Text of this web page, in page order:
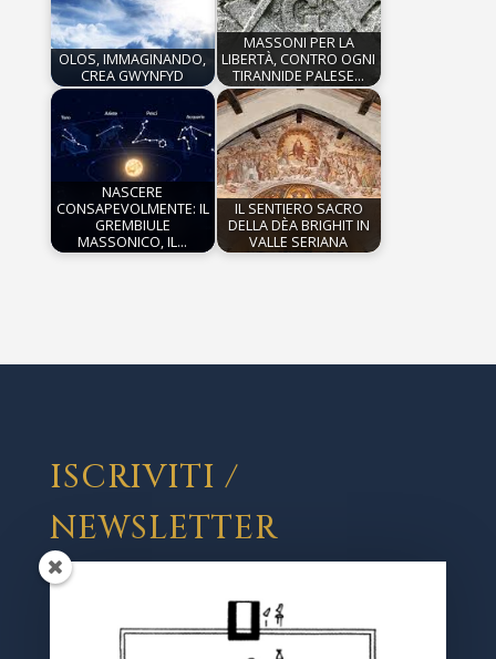
OLOS, IMMAGINANDO,
CREA GWYNFYD
MASSONI PER LA
LIBERTÀ, CONTRO OGNI
TIRANNIDE PALESE…
NASCERE
CONSAPEVOLMENTE: IL
GREMBIULE
MASSONICO, IL…
IL SENTIERO SACRO
DELLA DÈA BRIGHIT IN
VALLE SERIANA
ISCRIVITI /
NEWSLETTER